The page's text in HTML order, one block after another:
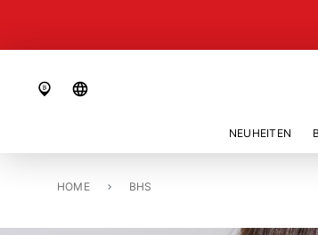
language
NEUHEITEN
HOME BHS
BH MIT BÜGEL, UNGEFÜTTERT «PAOLA»